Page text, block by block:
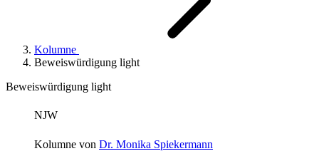
Kolumne
Beweiswürdigung light
Beweiswürdigung light
NJW
Kolumne von Dr. Monika Spiekermann